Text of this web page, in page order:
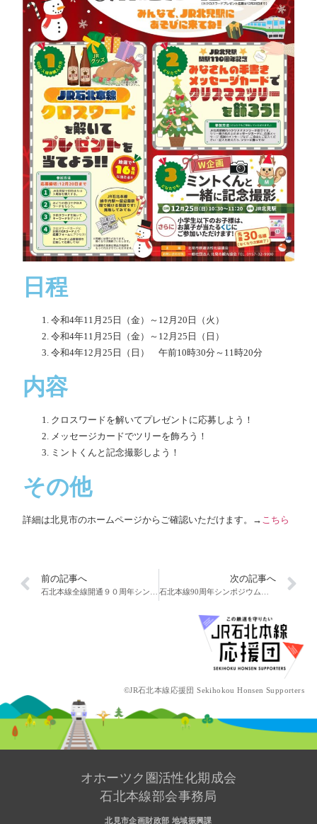
日程
令和4年11月25日（金）～12月20日（火）
令和4年11月25日（金）～12月25日（日）
令和4年12月25日（日） 午前10時30分～11時20分
内容
クロスワードを解いてプレゼントに応募しよう！
メッセージカードでツリーを飾ろう！
ミントくんと記念撮影しよう！
その他
詳細は北見市のホームページからご確認いただけます。→ こちら
前の記事へ 次の記事へ
©JR石北本線応援団 Sekihokou Honsen Supporters
オホーツク圏活性化期成会
石北本線部会事務局
北見市企画財政部 地域振興課